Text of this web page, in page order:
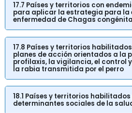
17.7 Países y territorios con
para aplicar la estrategia para la
enfermedad de Chagas congénita
17.8 Países y territorios
planes de acción orientados a la
profilaxis, la vigilancia, el control
la rabia transmitida por el perro
18.1 Países y territorios
determinantes sociales de la